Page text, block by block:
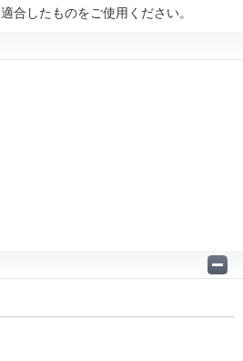
合したものをご使用ください。